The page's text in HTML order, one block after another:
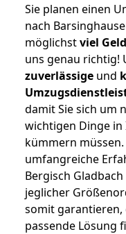
Sie planen einen
nach
möglichstviel
uns genau richtig!
zuverlässige und
damit Sie sich um
wichtigen Dinge
kümmern
umfangreiche
Bergisch
jeglicher
somit garantieren,
passende Lösung